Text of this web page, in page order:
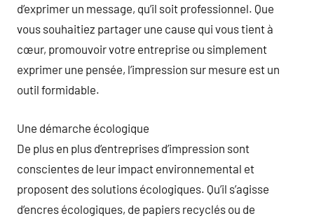
d’exprimer un message, qu’il soit professionnel. Que
vous souhaitiez partager une cause qui vous tient à
cœur, promouvoir votre entreprise ou simplement
exprimer une pensée, l’impression sur mesure est un
outil formidable.
Une démarche écologique
De plus en plus d’entreprises d’impression sont
conscientes de leur impact environnemental et
proposent des solutions écologiques. Qu’il s’agisse
d’encres écologiques, de papiers recyclés ou de